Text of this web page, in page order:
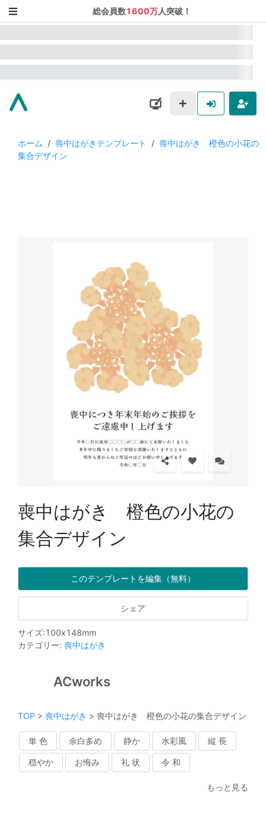
総会員数1600万人突破！
ホーム / 喪中はがきテンプレート / 喪中はがき 橙色の小花の
集合デザイン
喪中はがき 橙色の小花の
集合デザイン
このテンプレートを編集（無料）
シェア
サイズ:100x148mm
カテゴリー: 喪中はがき
ACworks
TOP > 喪中はがき > 喪中はがき 橙色の小花の集合デザイン
単 色 余白多め 静か 水彩風 縦 長
穏やか お悔み 礼 状 令 和
もっと見る